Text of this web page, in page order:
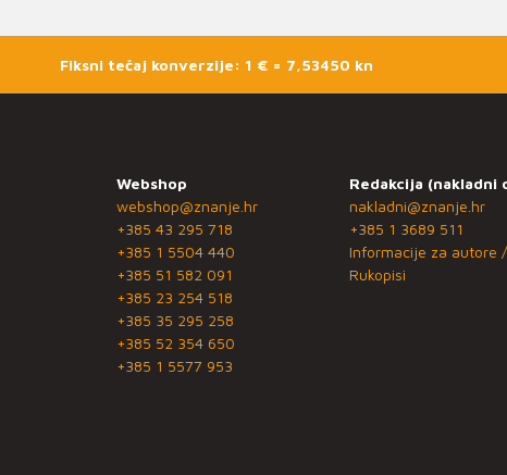
Fiksni tečaj konverzije: 1 € = 7,53450 kn
Webshop
webshop@znanje.hr
+385 43 295 718
+385 1 5504 440
+385 51 582 091
+385 23 254 518
+385 35 295 258
+385 52 354 650
+385 1 5577 953
Redakcija (nakladni
nakladni@znanje.hr
+385 1 3689 511
Informacije za autore /
Rukopisi